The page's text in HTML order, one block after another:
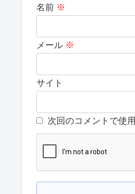
名前 ※
メール ※
サイト
次回のコメントで使